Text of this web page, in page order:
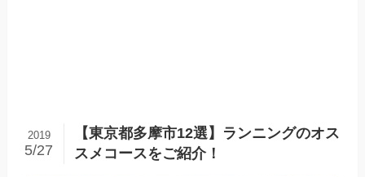
【東京都多摩市12選】ランニングのオス
スメコースをご紹介！
2019
5/27